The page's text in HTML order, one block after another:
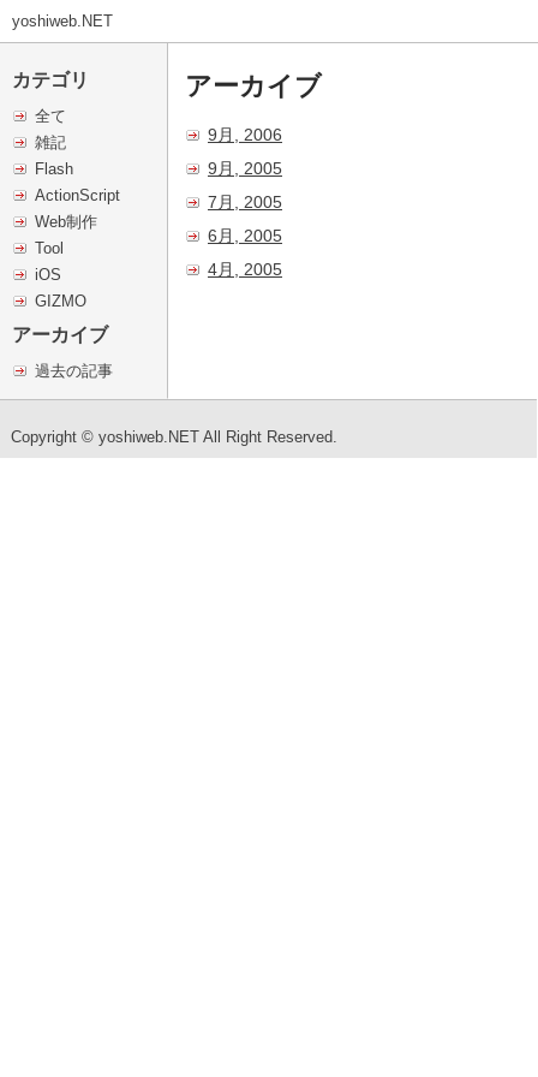
yoshiweb.NET
カテゴリ
全て
雑記
Flash
ActionScript
Web制作
Tool
iOS
GIZMO
アーカイブ
過去の記事
アーカイブ
9月, 2006
9月, 2005
7月, 2005
6月, 2005
4月, 2005
Copyright © yoshiweb.NET All Right Reserved.